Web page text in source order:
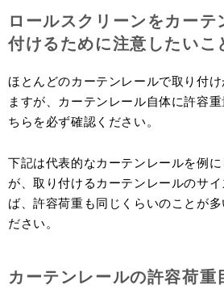
ロールスクリーンをカーテ
付けるために注意したいこ
ほとんどのカーテンレールで取り付
ますが、カーテンレール自体に許容
ちらを必ず確認ください。
下記は代表的なカーテンレールを例
が、取り付けるカーテンレールのサ
ば、許容荷重も同じくらいのことが
ださい。
カーテンレールの許容荷重